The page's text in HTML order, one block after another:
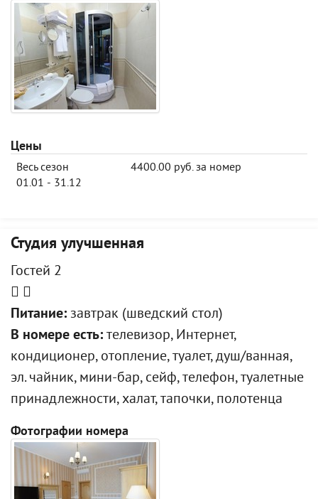
Цены
Весь сезон
01.01 - 31.12
4400.00 руб. за номер
Студия улучшенная
Гостей 2
Питание: завтрак (шведский стол)
В номере есть: телевизор, Интернет,
кондиционер, отопление, туалет, душ/ванная,
эл. чайник, мини-бар, сейф, телефон, туалетные
принадлежности, халат, тапочки, полотенца
Фотографии номера